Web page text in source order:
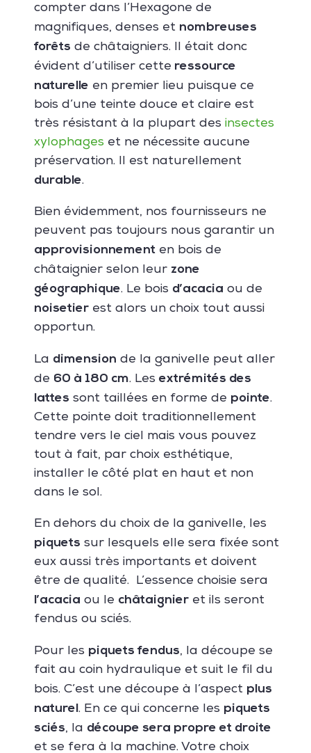
compter dans l’Hexagone de
magnifiques, denses et nombreuses
forêts de châtaigniers. Il était donc
évident d’utiliser cette ressource
naturelle en premier lieu puisque ce
bois d’une teinte douce et claire est
très résistant à la plupart des insectes
xylophages et ne nécessite aucune
préservation. Il est naturellement
durable.
Bien évidemment, nos fournisseurs ne
peuvent pas toujours nous garantir un
approvisionnementen bois de
châtaignier selon leur zone
géographique. Le bois d’acacia ou de
noisetierest alors un choix tout aussi
opportun.
La dimension de la ganivelle peut aller
de 60 à 180 cm. Les extrémités des
lattes sont taillées en forme de pointe.
Cette pointe doit traditionnellement
tendre vers le ciel mais vous pouvez
tout à fait, par choix esthétique,
installer le côté plat en haut et non
dans le sol.
En dehors du choix de la ganivelle, les
piquets sur lesquels elle sera fixée sont
eux aussi très importants et doivent
être de qualité. L’essence choisie sera
l’acacia ou le châtaignieret ils seront
fendus ou sciés.
Pour les piquets fendus, la découpe se
fait au coin hydraulique et suit le fil du
bois. C’est une découpe à l’aspect plus
naturel . En ce qui concerne les piquets
sciés, la découpe sera propre et droite
et se fera à la machine. Votre choix